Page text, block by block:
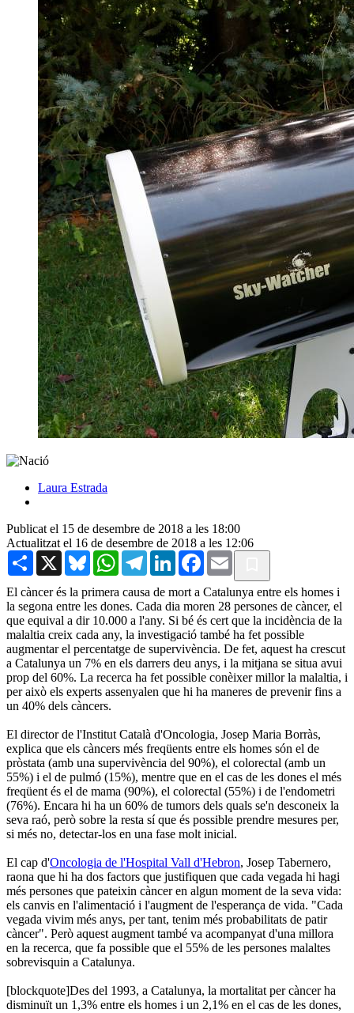
Laura Estrada
Publicat el 15 de desembre de 2018 a les 18:00
Actualitzat el 16 de desembre de 2018 a les 12:06
Share X BlueskyWhatsAppTelegramLinkedInFacebook
Email
El càncer és la primera causa de mort a Catalunya entre els homes i
la segona entre les dones. Cada dia moren 28 persones de càncer, el
que equival a dir 10.000 a l'any. Si bé és cert que la incidència de la
malaltia creix cada any, la investigació també ha fet possible
augmentar el percentatge de supervivència. De fet, aquest ha crescut
a Catalunya un 7% en els darrers deu anys, i la mitjana se situa avui
prop del 60%. La recerca ha fet possible conèixer millor la malaltia, i
per això els experts assenyalen que hi ha maneres de prevenir fins a
un 40% dels càncers.
El director de l'Institut Català d'Oncologia, Josep Maria Borràs,
explica que els càncers més freqüents entre els homes són el de
pròstata (amb una supervivència del 90%), el colorectal (amb un
55%) i el de pulmó (15%), mentre que en el cas de les dones el més
freqüent és el de mama (90%), el colorectal (55%) i de l'endometri
(76%). Encara hi ha un 60% de tumors dels quals se'n desconeix la
seva raó, però sobre la resta sí que és possible prendre mesures per,
si més no, detectar-los en una fase molt inicial.
El cap d'Oncologia de l'Hospital Vall d'Hebron, Josep Tabernero,
raona que hi ha dos factors que justifiquen que cada vegada hi hagi
més persones que pateixin càncer en algun moment de la seva vida:
els canvis en l'alimentació i l'augment de l'esperança de vida. "Cada
vegada vivim més anys, per tant, tenim més probabilitats de patir
càncer". Però aquest augment també va acompanyat d'una millora
en la recerca, que fa possible que el 55% de les persones malaltes
sobrevisquin a Catalunya.
[blockquote]Des del 1993, a Catalunya, la mortalitat per càncer ha
disminuït un 1,3% entre els homes i un 2,1% en el cas de les dones,